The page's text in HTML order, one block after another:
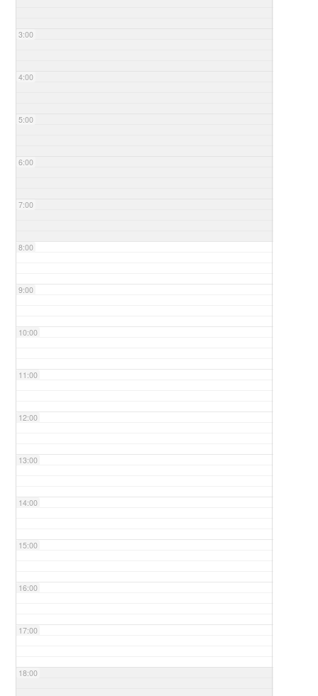
3:00
4:00
5:00
6:00
7:00
8:00
9:00
10:00
11:00
12:00
13:00
14:00
15:00
16:00
17:00
18:00